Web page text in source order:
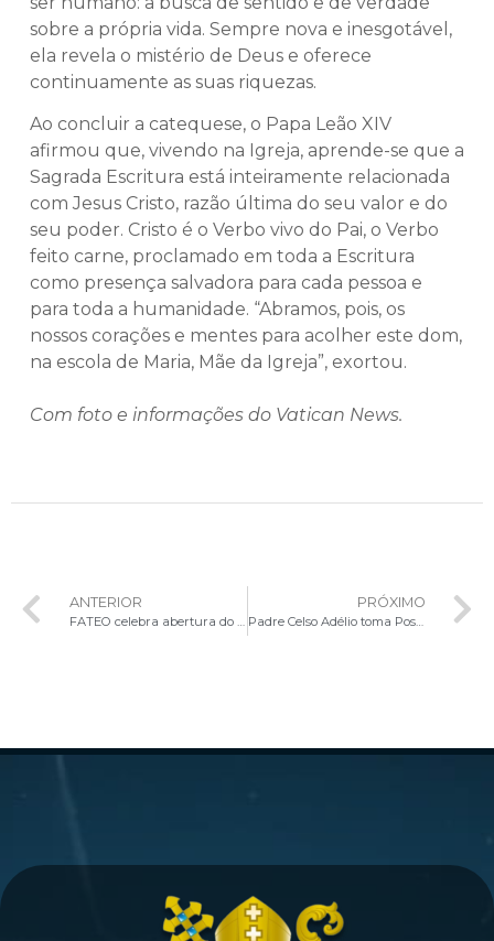
sobre a própria vida. Sempre nova e inesgotável,
ela revela o mistério de Deus e oferece
continuamente as suas riquezas.
Ao concluir a catequese, o Papa Leão XIV
afirmou que, vivendo na Igreja, aprende-se que a
Sagrada Escritura está inteiramente relacionada
com Jesus Cristo, razão última do seu valor e do
seu poder. Cristo é o Verbo vivo do Pai, o Verbo
feito carne, proclamado em toda a Escritura
como presença salvadora para cada pessoa e
para toda a humanidade. “Abramos, pois, os
nossos corações e mentes para acolher este dom,
na escola de Maria, Mãe da Igreja”, exortou.
Com foto e informações do Vatican News.
ANTERIOR PRÓXIMO
Padre Celso Adélio toma Posse como Administrador Paroquial da Paróquia São Paulo